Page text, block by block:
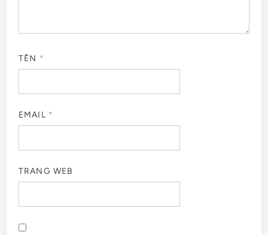
TÊN *
EMAIL *
TRANG WEB